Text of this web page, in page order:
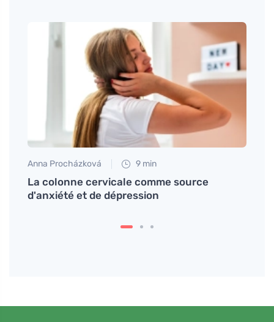
Anna Procházková 9 min
La colonne cervicale comme source
d'anxiété et de dépression